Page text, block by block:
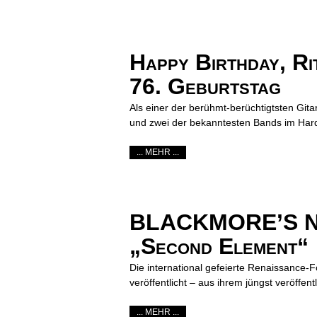
Happy Birthday,
76. Geburtstag
Als einer der berühmt-berüchtigtsten
und zwei der bekanntesten Bands im
... MEHR ...
BLACKMORE’S
„Second Element“
Die international gefeierte Renaissance-
veröffentlicht – aus ihrem jüngst
... MEHR ...